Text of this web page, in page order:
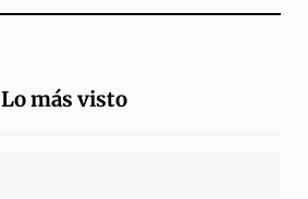
Lo más visto